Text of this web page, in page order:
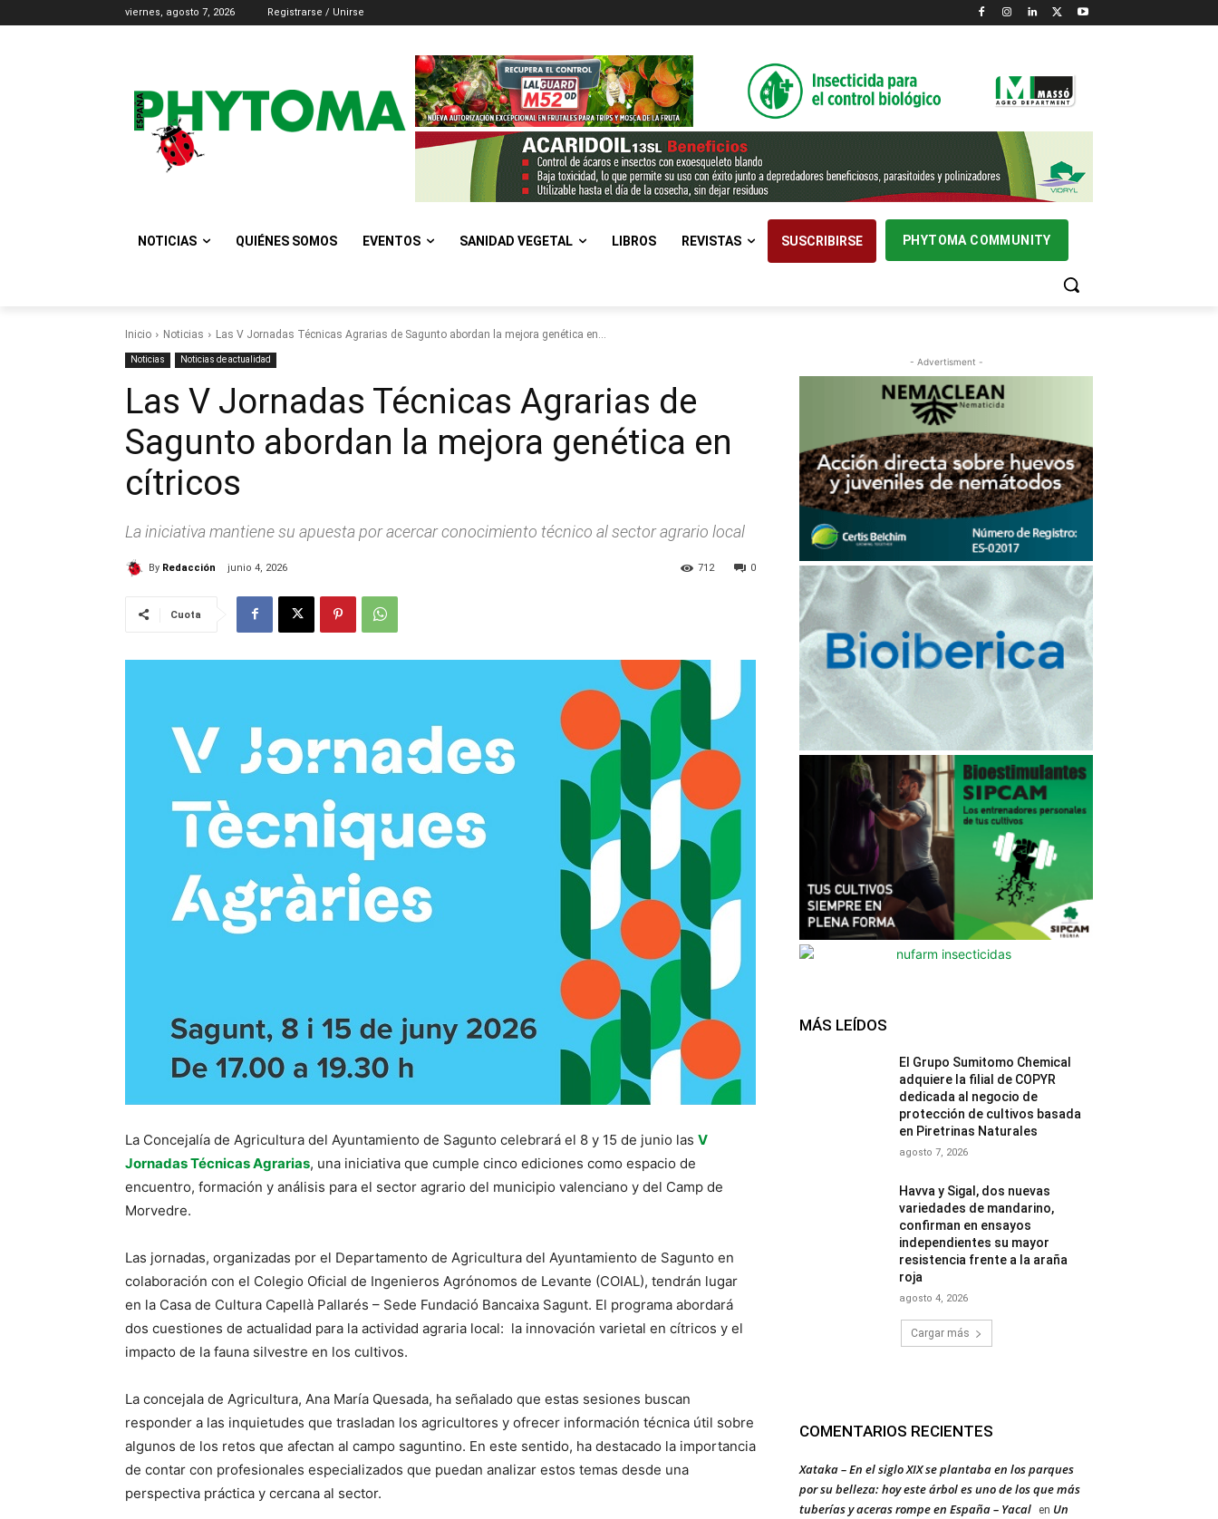
viernes, agosto 7, 2026 Registrarse / Unirse
NOTICIAS QUIÉNES SOMOS EVENTOS SANIDAD VEGETAL LIBROS REVISTAS SUSCRIBIRSE PHYTOMA COMMUNITY
Inicio Noticias Las V Jornadas Técnicas Agrarias de Sagunto abordan la mejora genética en...
Noticias Noticias de actualidad
Las V Jornadas Técnicas Agrarias de
Sagunto abordan la mejora genética en
cítricos
La iniciativa mantiene su apuesta por acercar conocimiento técnico al sector agrario local
By Redacción junio 4, 2026 0
712
Cuota
La Concejalía de Agricultura del Ayuntamiento de Sagunto celebrará el 8 y 15 de junio las V
Jornadas Técnicas Agrarias, una iniciativa que cumple cinco ediciones como espacio de
encuentro, formación y análisis para el sector agrario del municipio valenciano y del Camp de
Morvedre.
Las jornadas, organizadas por el Departamento de Agricultura del Ayuntamiento de Sagunto en
colaboración con el Colegio Oficial de Ingenieros Agrónomos de Levante (COIAL), tendrán lugar
en la Casa de Cultura Capellà Pallarés – Sede Fundació Bancaixa Sagunt. El programa abordará
dos cuestiones de actualidad para la actividad agraria local: la innovación varietal en cítricos y el
impacto de la fauna silvestre en los cultivos.
La concejala de Agricultura, Ana María Quesada, ha señalado que estas sesiones buscan
responder a las inquietudes que trasladan los agricultores y ofrecer información técnica útil sobre
algunos de los retos que afectan al campo saguntino. En este sentido, ha destacado la importancia
de contar con profesionales especializados que puedan analizar estos temas desde una
perspectiva práctica y cercana al sector.
- Advertisment -
MÁS LEÍDOS
El Grupo Sumitomo Chemical
adquiere la filial de COPYR
dedicada al negocio de
protección de cultivos basada
en Piretrinas Naturales
agosto 7, 2026
Havva y Sigal, dos nuevas
variedades de mandarino,
confirman en ensayos
independientes su mayor
resistencia frente a la araña
roja
agosto 4, 2026
Cargar más
COMENTARIOS RECIENTES
Xataka – En el siglo XIX se plantaba en los parques
por su belleza: hoy este árbol es uno de los que más
tuberías y aceras rompe en España – Yacal
en Un